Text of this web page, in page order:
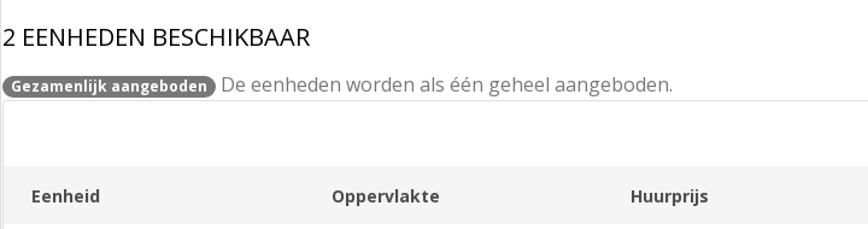
2 EENHEDEN BESCHIKBAAR
Gezamenlijk aangeboden De eenheden worden als één geheel aangeboden.
Eenheid Oppervlakte Huurprijs